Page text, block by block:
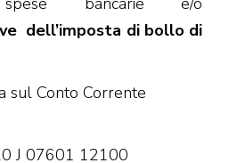
dell’imposta di bollo di
sul Conto Corrente
J 07601 12100